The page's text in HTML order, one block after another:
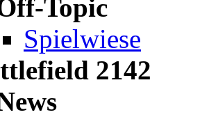
Topic
Spielwiese
2142